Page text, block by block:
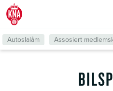
Till
forsiden
Autoslalåm Assosiert